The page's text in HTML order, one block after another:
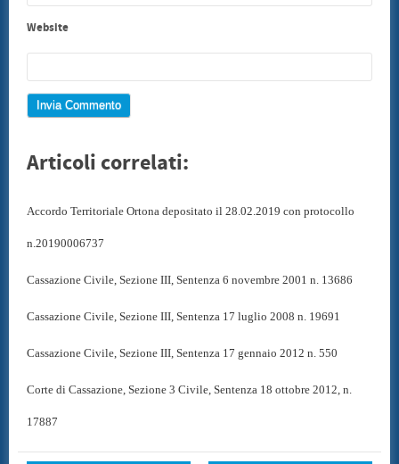
Website
Articoli correlati:
Accordo Territoriale Ortona depositato il 28.02.2019 con protocollo
n.20190006737
Cassazione Civile, Sezione III, Sentenza 6 novembre 2001 n. 13686
Cassazione Civile, Sezione III, Sentenza 17 luglio 2008 n. 19691
Cassazione Civile, Sezione III, Sentenza 17 gennaio 2012 n. 550
Corte di Cassazione, Sezione 3 Civile, Sentenza 18 ottobre 2012, n.
17887